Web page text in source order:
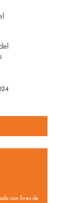
con fines de